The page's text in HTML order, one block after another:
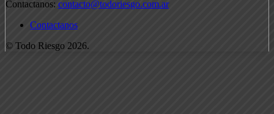
Contactanos: contacto@todoriesgo.com.ar
Contactanos
© Todo Riesgo 2026.